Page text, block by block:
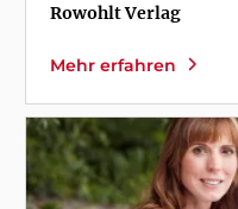
Rowohlt Verlag
Mehr erfahren